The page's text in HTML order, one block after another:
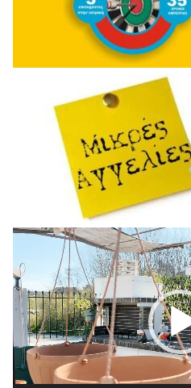
Πρόγραμμα
Αναπαραγωγής
Βίντεο